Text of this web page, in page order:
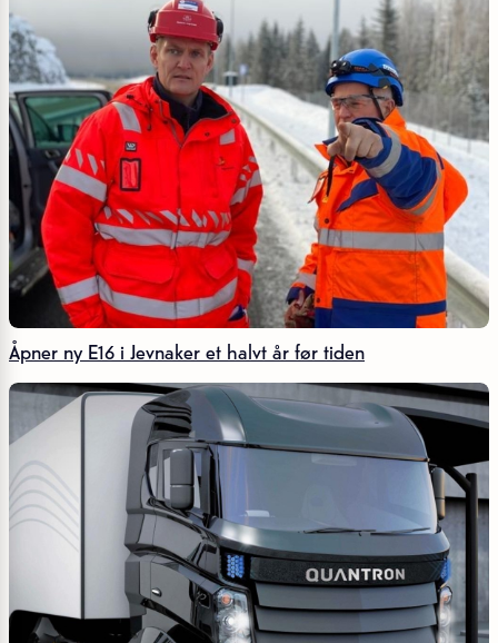
Åpner ny E16 i Jevnaker et halvt år før tiden